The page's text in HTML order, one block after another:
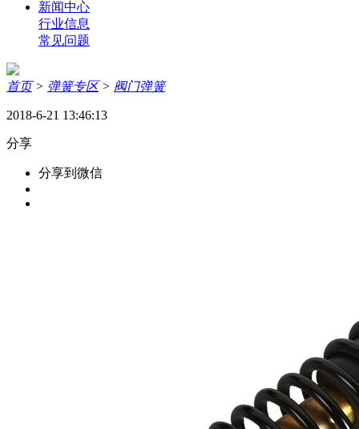
新闻中心
行业信息
常见问题
首页 > 弹簧专区 > 阀门弹簧
2018-6-21 13:46:13
分享
分享到微信